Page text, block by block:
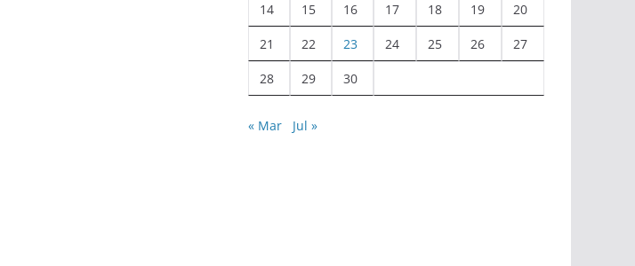
14 15 16 17 18 19 20
21 22 23 24 25 26 27
28 29 30
« Mar Jul »